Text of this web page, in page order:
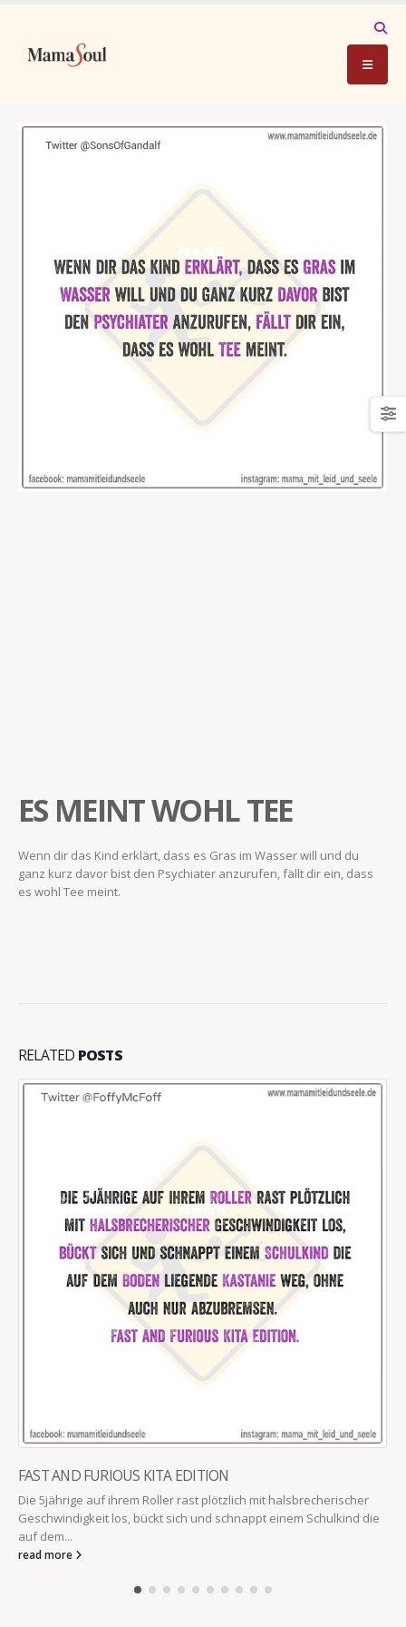
ES MEINT WOHL TEE
Wenn dir das Kind erklärt, dass es Gras im Wasser will und du
ganz kurz davor bist den Psychiater anzurufen, fällt dir ein, dass
es wohl Tee meint.
RELATED POSTS
FAST AND FURIOUS KITA EDITION
Die 5jährige auf ihrem Roller rast plötzlich mit halsbrecherischer
Geschwindigkeit los, bückt sich und schnappt einem Schulkind die
auf dem...
read more